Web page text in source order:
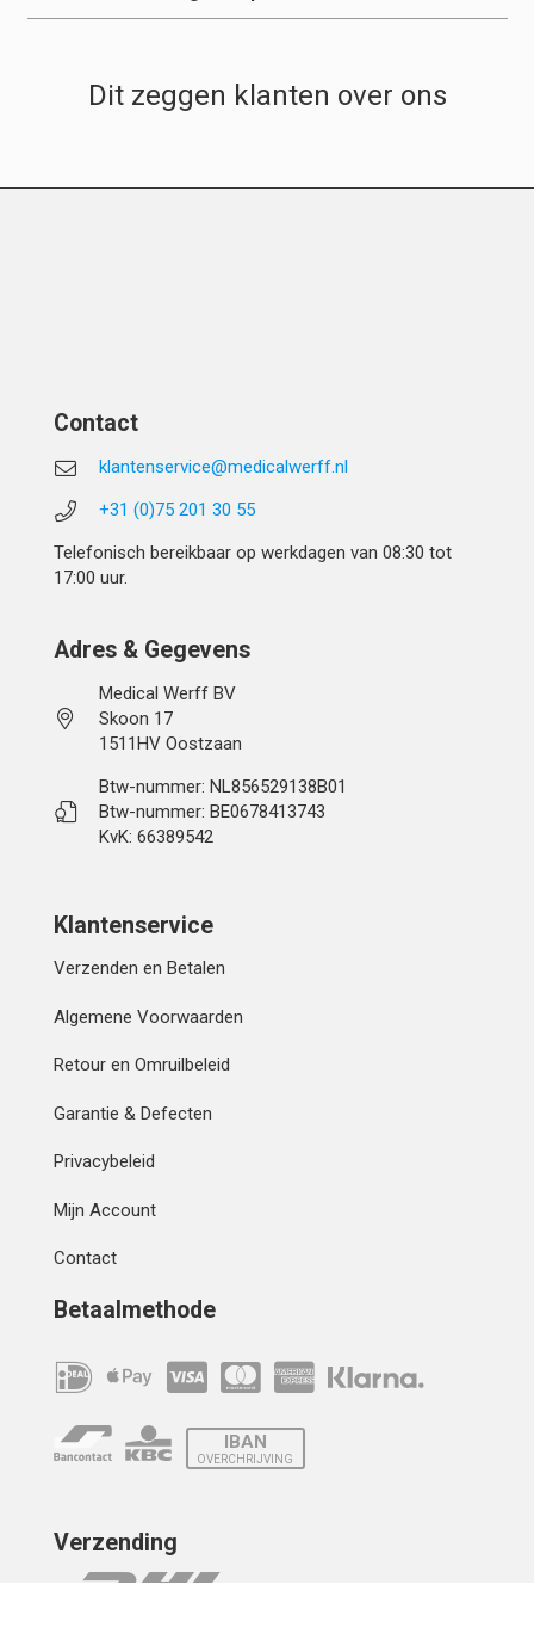
Dit zeggen klanten over ons
Contact
klantenservice@medicalwerff.nl
+31 (0)75 201 30 55
Telefonisch bereikbaar op werkdagen van 08:30 tot
17:00 uur.
Adres & Gegevens
Medical Werff BV
Skoon 17
1511HV Oostzaan
Btw-nummer: NL856529138B01
Btw-nummer: BE0678413743
KvK: 66389542
Klantenservice
Verzenden en Betalen
Algemene Voorwaarden
Retour en Omruilbeleid
Garantie & Defecten
Privacybeleid
Mijn Account
Contact
Betaalmethode
IBAN
OVERCHRIJVING
Verzending